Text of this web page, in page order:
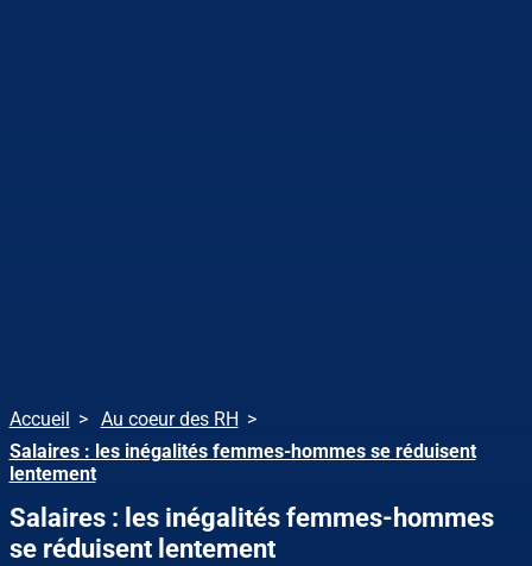
Accueil
Au coeur des RH
Salaires : les inégalités femmes-hommes se réduisent
lentement
Salaires : les inégalités femmes-hommes
se réduisent lentement